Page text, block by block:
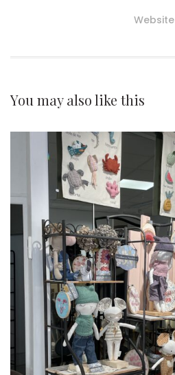
Website
You may alsolike this